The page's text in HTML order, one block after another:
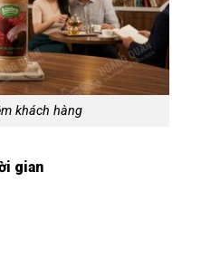
khách hàng
gian